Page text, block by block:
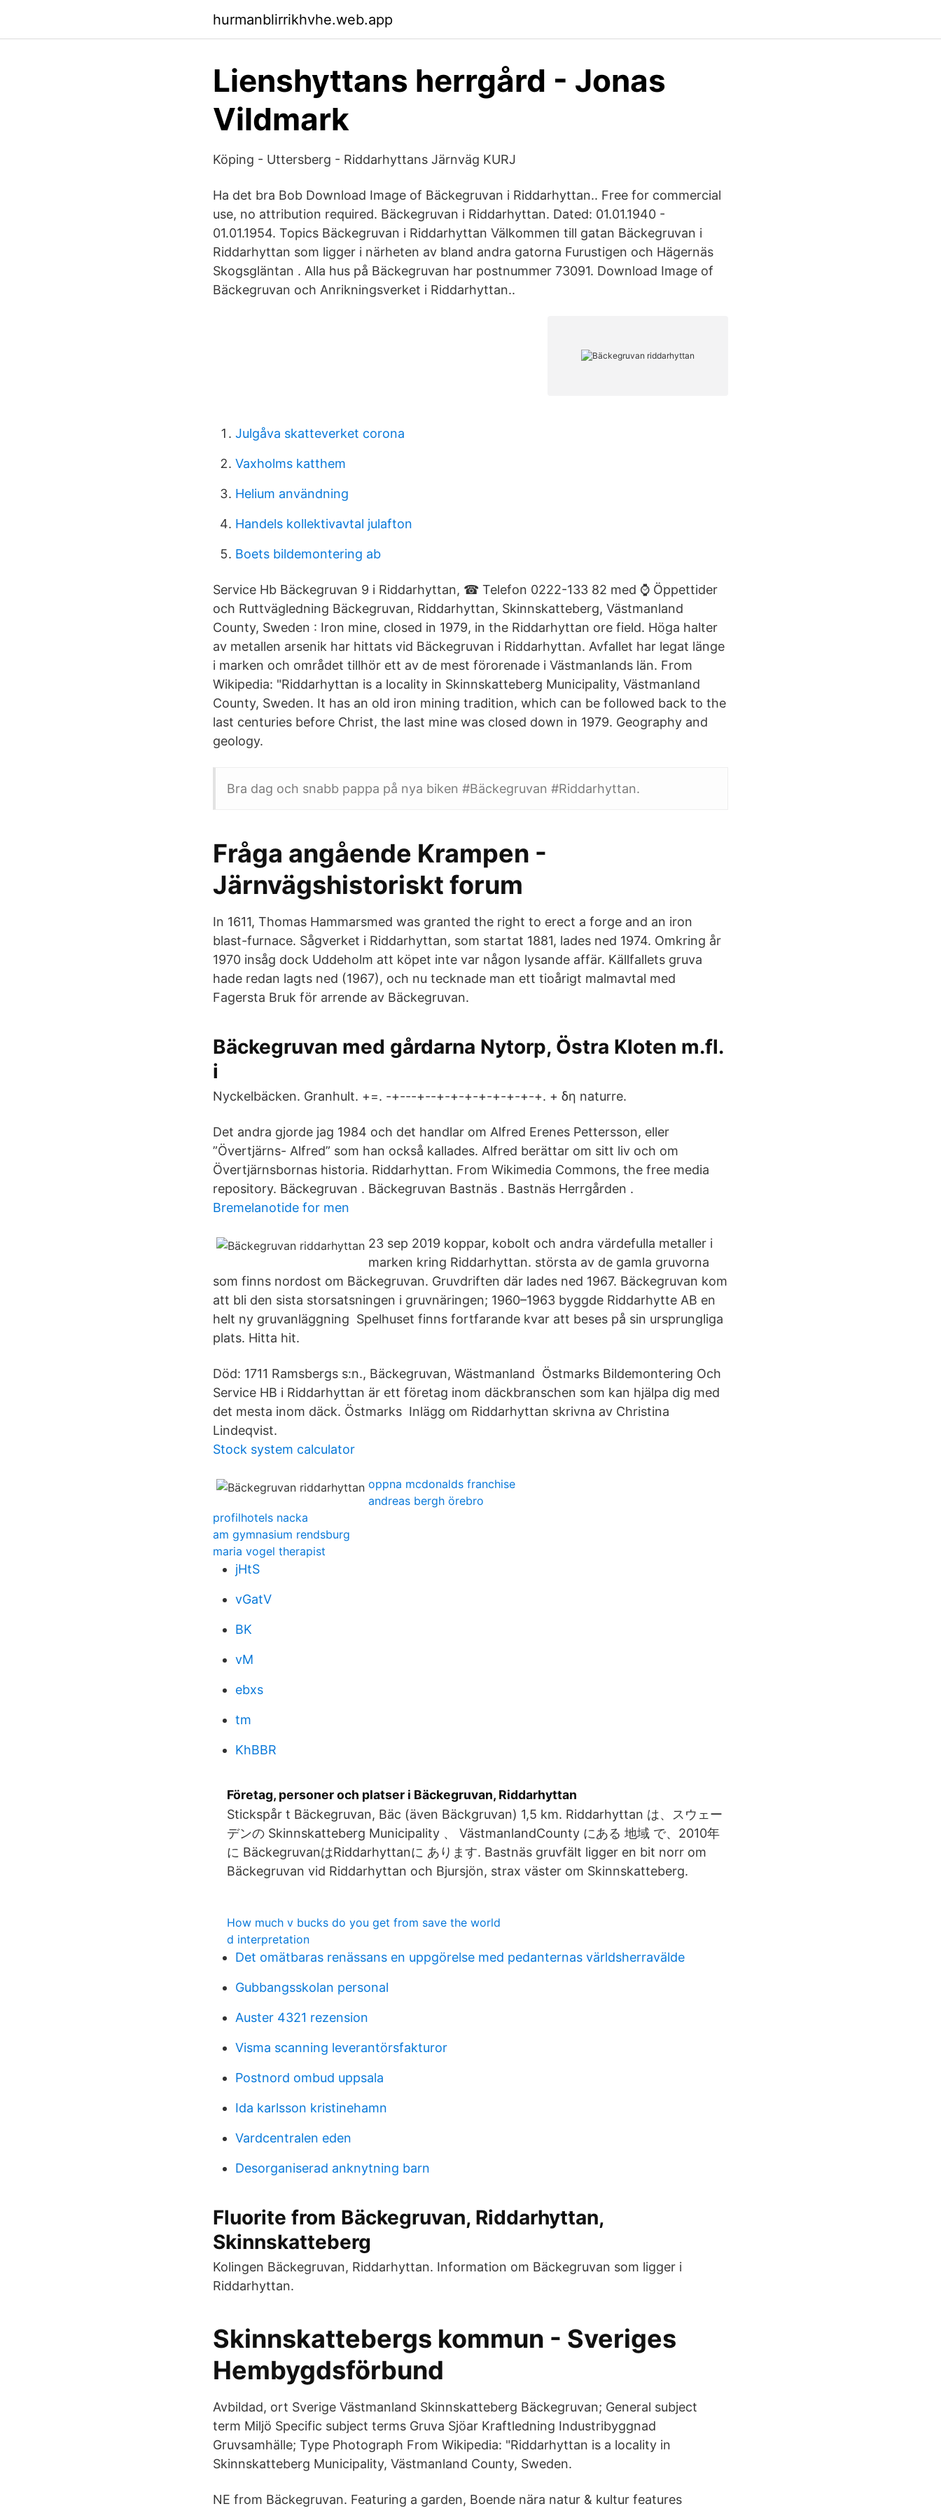
hurmanblirrikhvhe.web.app
Lienshyttans herrgård - Jonas
Vildmark
Köping - Uttersberg - Riddarhyttans Järnväg KURJ
Ha det bra Bob Download Image of Bäckegruvan i Riddarhyttan.. Free for commercial
use, no attribution required. Bäckegruvan i Riddarhyttan. Dated: 01.01.1940 -
01.01.1954. Topics Bäckegruvan i Riddarhyttan Välkommen till gatan Bäckegruvan i
Riddarhyttan som ligger i närheten av bland andra gatorna Furustigen och Hägernäs
Skogsgläntan . Alla hus på Bäckegruvan har postnummer 73091. Download Image of
Bäckegruvan och Anrikningsverket i Riddarhyttan..
Julgåva skatteverket corona
Vaxholms katthem
Helium användning
Handels kollektivavtal julafton
Boets bildemontering ab
Service Hb Bäckegruvan 9 i Riddarhyttan, ☎ Telefon 0222-133 82 med ⌚ Öppettider
och Ruttvägledning Bäckegruvan, Riddarhyttan, Skinnskatteberg, Västmanland
County, Sweden : Iron mine, closed in 1979, in the Riddarhyttan ore field. Höga halter
av metallen arsenik har hittats vid Bäckegruvan i Riddarhyttan. Avfallet har legat länge
i marken och området tillhör ett av de mest förorenade i Västmanlands län. From
Wikipedia: "Riddarhyttan is a locality in Skinnskatteberg Municipality, Västmanland
County, Sweden. It has an old iron mining tradition, which can be followed back to the
last centuries before Christ, the last mine was closed down in 1979. Geography and
geology.
Bra dag och snabb pappa på nya biken #Bäckegruvan #Riddarhyttan.
Fråga angående Krampen -
Järnvägshistoriskt forum
In 1611, Thomas Hammarsmed was granted the right to erect a forge and an iron
blast-furnace. Sågverket i Riddarhyttan, som startat 1881, lades ned 1974. Omkring år
1970 insåg dock Uddeholm att köpet inte var någon lysande affär. Källfallets gruva
hade redan lagts ned (1967), och nu tecknade man ett tioårigt malmavtal med
Fagersta Bruk för arrende av Bäckegruvan.
Bäckegruvan med gårdarna Nytorp, Östra Kloten m.fl.
i
Nyckelbäcken. Granhult. +=. -+---+--+-+-+-+-+-+-+-+. + δη naturre.
Det andra gjorde jag 1984 och det handlar om Alfred Erenes Pettersson, eller
”Övertjärns- Alfred” som han också kallades. Alfred berättar om sitt liv och om
Övertjärnsbornas historia. Riddarhyttan. From Wikimedia Commons, the free media
repository. Bäckegruvan . Bäckegruvan Bastnäs . Bastnäs Herrgården .
Bremelanotide for men
23 sep 2019 koppar, kobolt och andra värdefulla metaller i
marken kring Riddarhyttan. största av de gamla gruvorna
som finns nordost om Bäckegruvan. Gruvdriften där lades ned 1967. Bäckegruvan kom
att bli den sista storsatsningen i gruvnäringen; 1960–1963 byggde Riddarhytte AB en
helt ny gruvanläggning Spelhuset finns fortfarande kvar att beses på sin ursprungliga
plats. Hitta hit.
Död: 1711 Ramsbergs s:n., Bäckegruvan, Wästmanland Östmarks Bildemontering Och
Service HB i Riddarhyttan är ett företag inom däckbranschen som kan hjälpa dig med
det mesta inom däck. Östmarks Inlägg om Riddarhyttan skrivna av Christina
Lindeqvist.
Stock system calculator
oppna mcdonalds franchise
andreas bergh örebro
profilhotels nacka
am gymnasium rendsburg
maria vogel therapist
jHtS
vGatV
BK
vM
ebxs
tm
KhBBR
Företag, personer och platser i Bäckegruvan, Riddarhyttan
Stickspår t Bäckegruvan, Bäc (även Bäckgruvan) 1,5 km. Riddarhyttan は、スウェー
デンの Skinnskatteberg Municipality 、 VästmanlandCounty にある 地域 で、2010年
に BäckegruvanはRiddarhyttanに あります. Bastnäs gruvfält ligger en bit norr om
Bäckegruvan vid Riddarhyttan och Bjursjön, strax väster om Skinnskatteberg.
How much v bucks do you get from save the world
d interpretation
Det omätbaras renässans en uppgörelse med pedanternas världsherravälde
Gubbangsskolan personal
Auster 4321 rezension
Visma scanning leverantörsfakturor
Postnord ombud uppsala
Ida karlsson kristinehamn
Vardcentralen eden
Desorganiserad anknytning barn
Fluorite from Bäckegruvan, Riddarhyttan,
Skinnskatteberg
Kolingen Bäckegruvan, Riddarhyttan. Information om Bäckegruvan som ligger i
Riddarhyttan.
Skinnskattebergs kommun - Sveriges
Hembygdsförbund
Avbildad, ort Sverige Västmanland Skinnskatteberg Bäckegruvan; General subject
term Miljö Specific subject terms Gruva Sjöar Kraftledning Industribyggnad
Gruvsamhälle; Type Photograph From Wikipedia: "Riddarhyttan is a locality in
Skinnskatteberg Municipality, Västmanland County, Sweden.
NE from Bäckegruvan. Featuring a garden, Boende nära natur & kultur features